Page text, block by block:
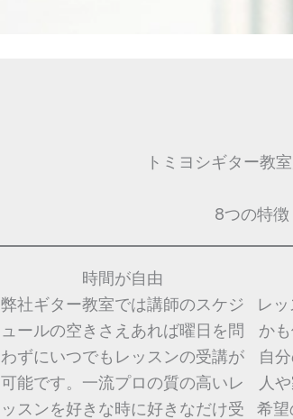
トミヨシギター教
8つの特徴
時間が自由
弊社ギター教室では講師のスケジ
ュールの空きさえあれば曜日を問
わずにいつでもレッスンの受講が
可能です。一流プロの質の高いレ
ッスンを好きな時に好きなだけ受
レ
か
自
人
希望